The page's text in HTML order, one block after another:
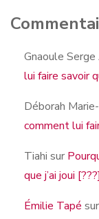
Gnaoule Serge
lui faire savoir
Déborah
comment lui
Tiahi sur
que j’ai joui [???]
Émilie Tapé sur